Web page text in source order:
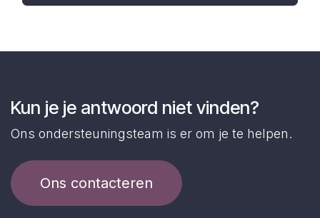
Kun je je antwoord niet vinden?
Ons ondersteuningsteam is er om je te helpen.
Ons contacteren